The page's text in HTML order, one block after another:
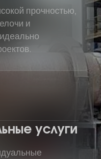
прочностью,
и
услуги